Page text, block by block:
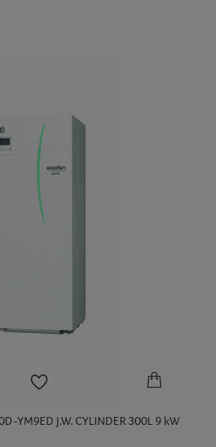
YM9ED J.W. CYLINDER 300L 9 kW